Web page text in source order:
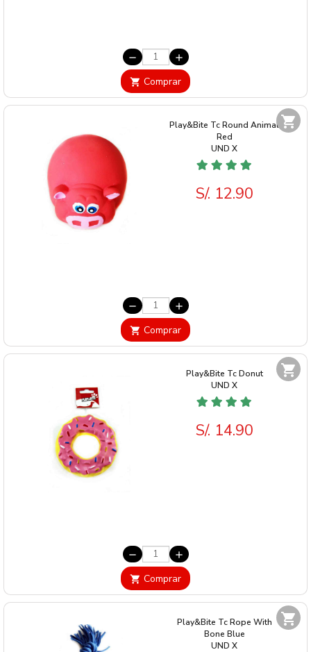
remove add
shopping_cart Comprar
shopping_cart
Play&Bite Tc Round Animal
Red
UND X
S/. 12.90
remove add
shopping_cart Comprar
shopping_cart
Play&Bite Tc Donut
UND X
S/. 14.90
remove add
shopping_cart Comprar
shopping_cart
Play&Bite Tc Rope With
Bone Blue
UND X